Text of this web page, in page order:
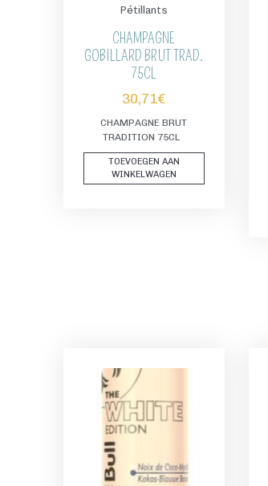
Pétillants
CHAMPAGNE
GOBILLARD BRUT TRAD.
75CL
30,71€
CHAMPAGNE BRUT
TRADITION 75CL
TOEVOEGEN AAN
WINKELWAGEN